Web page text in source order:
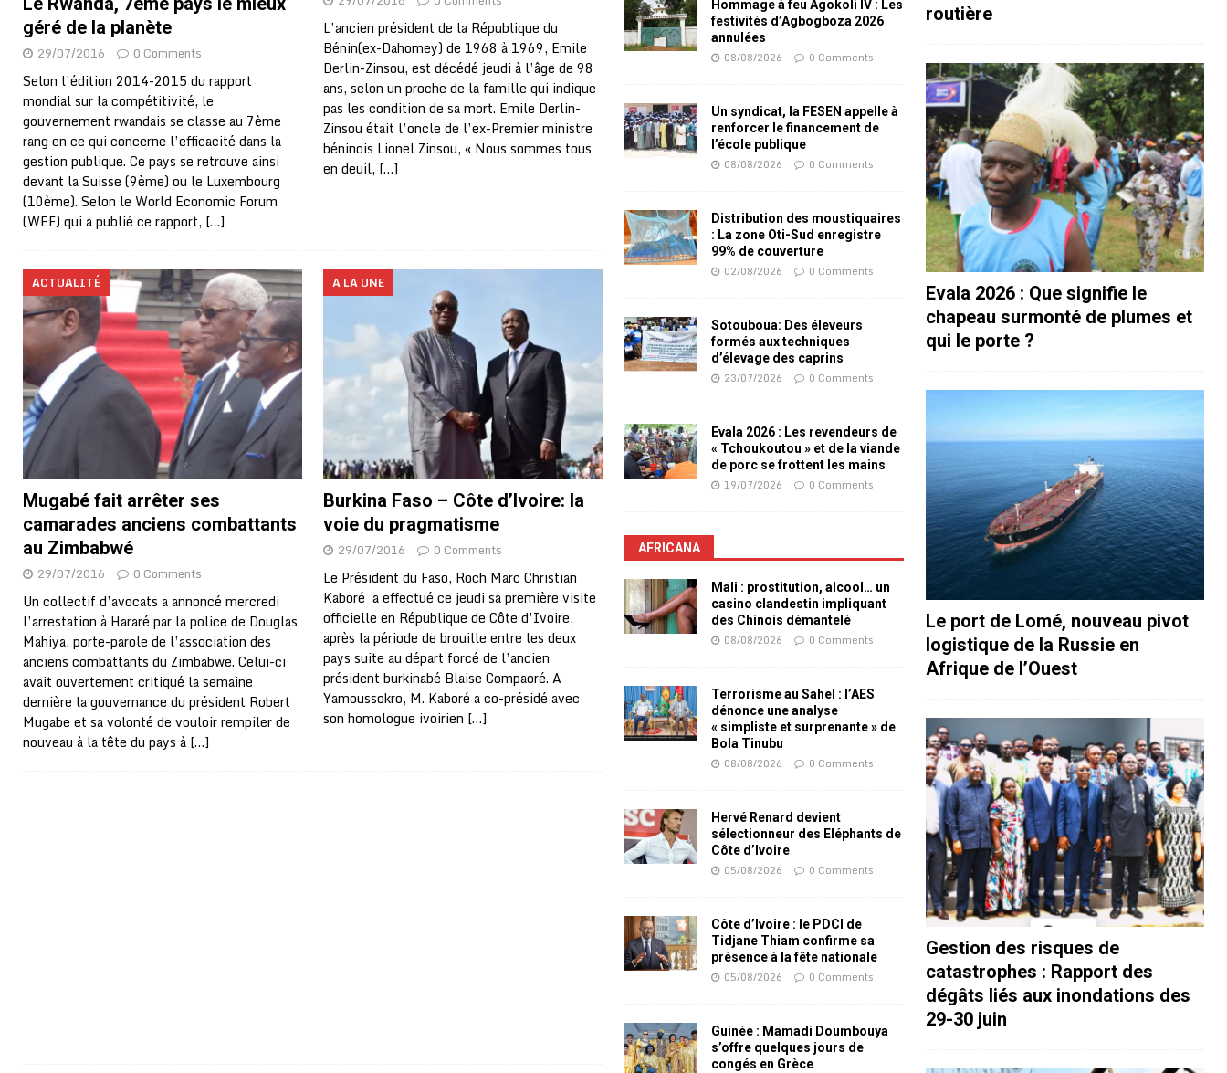
géré de la planète
29/07/2016 0 Comments
Selon l’édition 2014-2015 du rapport
mondial sur la compétitivité, le
gouvernement rwandais se classe au 7ème
rang en ce qui concerne l’efficacité dans la
gestion publique. Ce pays se retrouve ainsi
devant la Suisse (9ème) ou le Luxembourg
(10ème). Selon le World Economic Forum
(WEF) qui a publié ce rapport, […]
L’ancien président de la République du
Bénin(ex-Dahomey) de 1968 à 1969, Emile
Derlin-Zinsou, est décédé jeudi à l’âge de 98
ans, selon un proche de la famille qui indique
pas les condition de sa mort. Emile Derlin-
Zinsou était l’oncle de l’ex-Premier ministre
béninois Lionel Zinsou, « Nous sommes tous
en deuil, […]
ACTUALITÉ
Mugabé fait arrêter ses
camarades anciens combattants
au Zimbabwé
29/07/2016 0 Comments
Un collectif d’avocats a annoncé mercredi
l’arrestation à Hararé par la police de Douglas
Mahiya, porte-parole de l’association des
anciens combattants du Zimbabwe. Celui-ci
avait ouvertement critiqué la semaine
dernière la gouvernance du président Robert
Mugabe et sa volonté de vouloir rempiler de
nouveau à la tête du pays à […]
A LA UNE
Burkina Faso – Côte d’Ivoire: la
voie du pragmatisme
29/07/2016 0 Comments
Le Président du Faso, Roch Marc Christian
Kaboré a effectué ce jeudi sa première visite
officielle en République de Côte d’Ivoire,
après la période de brouille entre les deux
pays suite au départ forcé de l’ancien
président burkinabé Blaise Compaoré. A
Yamoussokro, M. Kaboré a co-présidé avec
son homologue ivoirien […]
Hommage à feu Agokoli IV : Les
festivités d’Agbogboza 2026
annulées
08/08/2026 0 Comments
Un syndicat, la FESEN appelle à
renforcer le financement de
l’école publique
08/08/2026 0 Comments
Distribution des moustiquaires
: La zone Oti-Sud enregistre
99% de couverture
02/08/2026 0 Comments
Sotouboua: Des éleveurs
formés aux techniques
d’élevage des caprins
23/07/2026 0 Comments
Evala 2026 : Les revendeurs de
« Tchoukoutou » et de la viande
de porc se frottent les mains
19/07/2026 0 Comments
AFRICANA
Mali : prostitution, alcool… un
casino clandestin impliquant
des Chinois démantelé
08/08/2026 0 Comments
Terrorisme au Sahel : l’AES
dénonce une analyse
« simpliste et surprenante » de
Bola Tinubu
08/08/2026 0 Comments
Hervé Renard devient
sélectionneur des Eléphants de
Côte d’Ivoire
05/08/2026 0 Comments
Côte d’Ivoire : le PDCI de
Tidjane Thiam confirme sa
présence à la fête nationale
05/08/2026 0 Comments
Guinée : Mamadi Doumbouya
s’offre quelques jours de
congés en Grèce
routière
Evala 2026 : Que signifie le
chapeau surmonté de plumes et
qui le porte ?
Le port de Lomé, nouveau pivot
logistique de la Russie en
Afrique de l’Ouest
Gestion des risques de
catastrophes : Rapport des
dégâts liés aux inondations des
29-30 juin